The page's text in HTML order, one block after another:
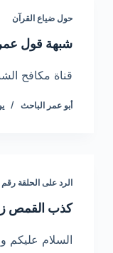
حول ضياع القرآن
شبهة قول
قناة مكافح
أبو عمر الباحث
الرد على الحلقة رقم 104
كذب القمص
السلام عليكم